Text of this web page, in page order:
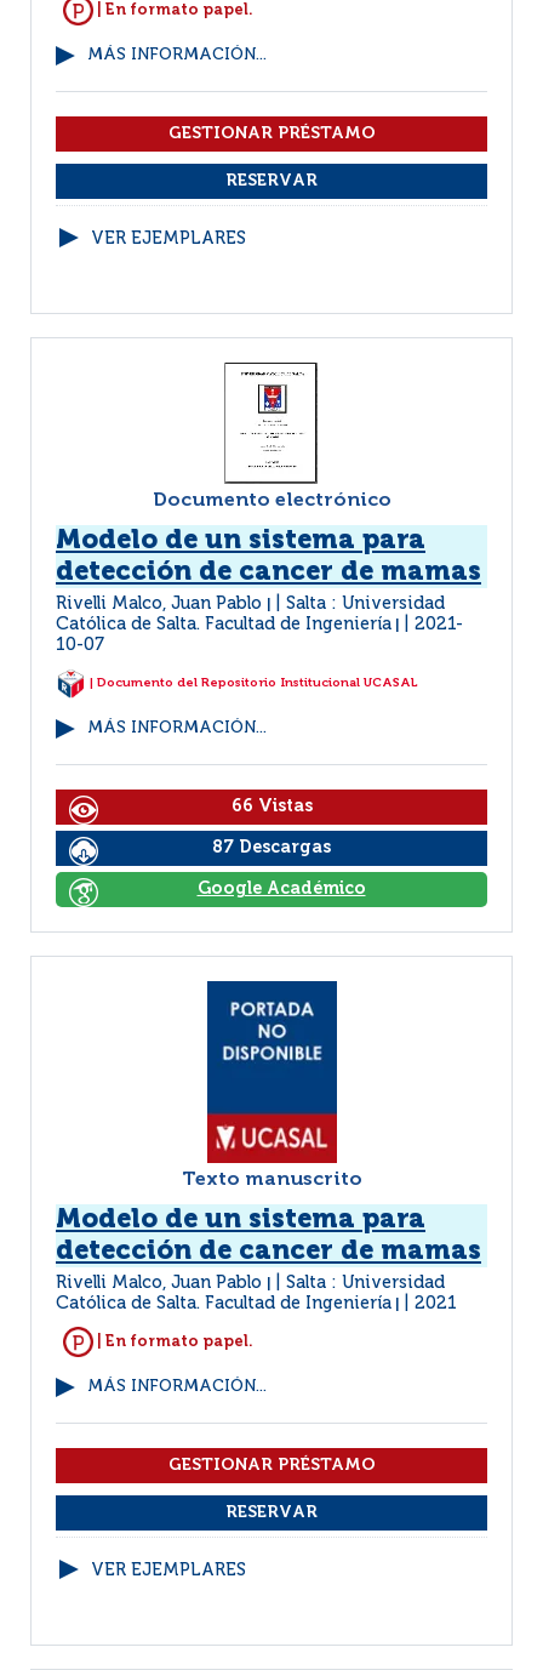
| En formato papel.
MÁS INFORMACIÓN...
VER EJEMPLARES
Documento electrónico
Modelo de un sistema para
detección de cancer de mamas
Rivelli Malco, Juan Pablo
Salta : Universidad
Católica de Salta. Facultad de Ingeniería
2021-
10-07
| Documento del Repositorio Institucional UCASAL
MÁS INFORMACIÓN...
66 Vistas
87 Descargas
Google Académico
Texto manuscrito
Modelo de un sistema para
detección de cancer de mamas
Rivelli Malco, Juan Pablo
Salta : Universidad
Católica de Salta. Facultad de Ingeniería
2021
| En formato papel.
MÁS INFORMACIÓN...
VER EJEMPLARES